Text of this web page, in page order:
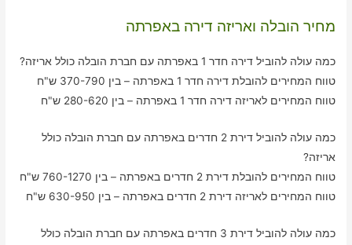
מחיר הובלה ואריזה דירה באפרתה
כמה עולה להוביל דירה חדר 1 באפרתה עם חברת הובלה כולל אריזה?
טווח המחירים להובלת דירה חדר 1 באפרתה – בין 370-790 ש"ח
טווח המחירים לאריזה דירה חדר 1 באפרתה – בין 280-620 ש"ח
כמה עולה להוביל דירת 2 חדרים באפרתה עם חברת הובלה כולל
אריזה?
טווח המחירים להובלת דירת 2 חדרים באפרתה – בין 760-1270 ש"ח
טווח המחירים לאריזה דירת 2 חדרים באפרתה – בין 630-950 ש"ח
כמה עולה להוביל דירת 3 חדרים באפרתה עם חברת הובלה כולל